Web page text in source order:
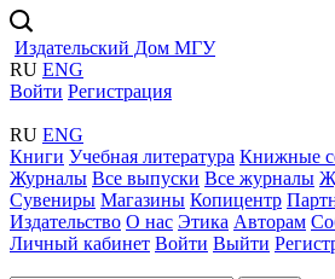
Издательский Дом МГУ
RU ENG
Войти Регистрация
RU ENG
Книги Учебная литература Книжные
Журналы Все выпуски Все журналы
Сувениры Магазины Копицентр
Издательство О нас Этика Авторам
Личный кабинет Войти Выйти